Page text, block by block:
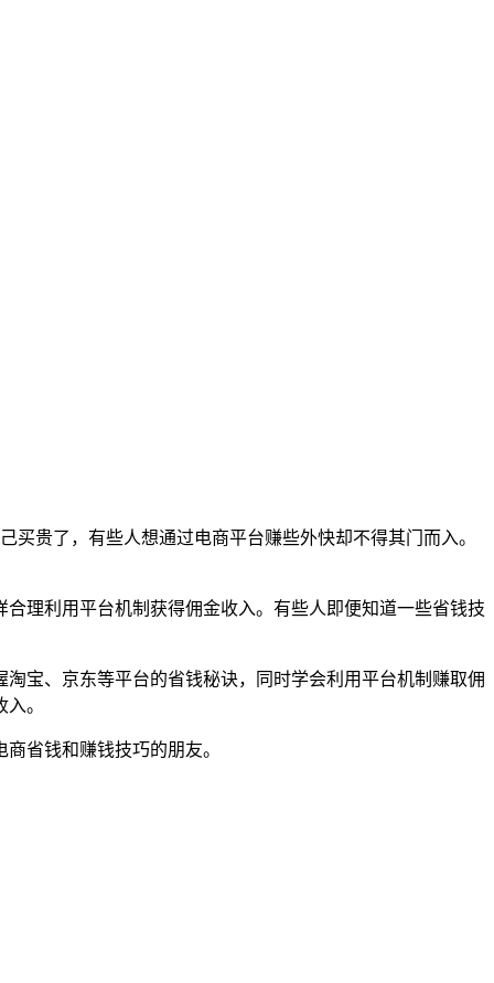
贵了，有些人想通过电商平台赚些外快却不得其门而入。
理利用平台机制获得佣金收入。有些人即便知道一些省钱技
宝、京东等平台的省钱秘诀，同时学会利用平台机制赚取佣
。
省钱和赚钱技巧的朋友。